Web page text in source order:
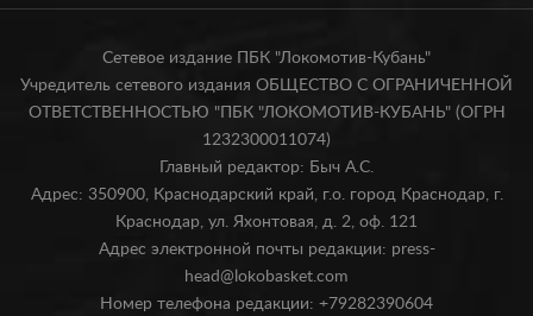
Сетевое издание ПБК "Локомотив-Кубань"
Учредитель сетевого издания ОБЩЕСТВО С ОГРАНИЧЕННОЙ
ОТВЕТСТВЕННОСТЬЮ "ПБК "ЛОКОМОТИВ-КУБАНЬ" (ОГРН
1232300011074)
Главный редактор: Быч А.С.
Адрес: 350900, Краснодарский край, г.о. город Краснодар, г.
Краснодар, ул. Яхонтовая, д. 2, оф. 121
Адрес электронной почты редакции: press-
head@lokobasket.com
Номер телефона редакции: +79282390604